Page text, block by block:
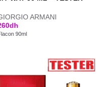
ARMANI
dh
90ml